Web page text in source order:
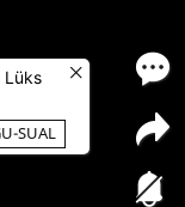
Lüks
SUAL